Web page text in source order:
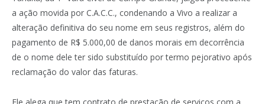
a ação movida por C.A.C.C., condenando a Vivo a realizar a
alteração definitiva do seu nome em seus registros, além do
pagamento de R$ 5.000,00 de danos morais em decorrência
de o nome dele ter sido substituído por termo pejorativo após
reclamação do valor das faturas.